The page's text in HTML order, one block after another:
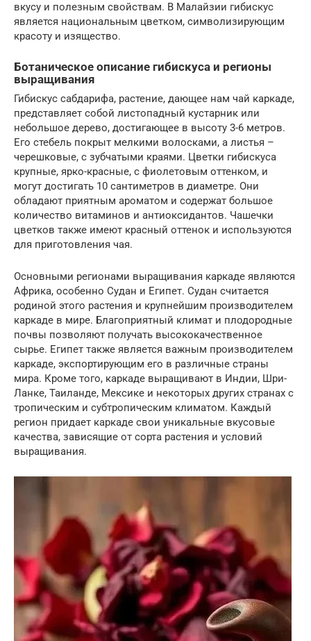
вкусу и полезным свойствам. В Малайзии гибискус
является национальным цветком, символизирующим
красоту и изящество.
Ботаническое описание гибискуса и регионы
выращивания
Гибискус сабдарифа, растение, дающее нам чай каркаде,
представляет собой листопадный кустарник или
небольшое дерево, достигающее в высоту 3-6 метров.
Его стебель покрыт мелкими волосками, а листья –
черешковые, с зубчатыми краями. Цветки гибискуса
крупные, ярко-красные, с фиолетовым оттенком, и
могут достигать 10 сантиметров в диаметре. Они
обладают приятным ароматом и содержат большое
количество витаминов и антиоксидантов. Чашечки
цветков также имеют красный оттенок и используются
для приготовления чая.
Основными регионами выращивания каркаде являются
Африка, особенно Судан и Египет. Судан считается
родиной этого растения и крупнейшим производителем
каркаде в мире. Благоприятный климат и плодородные
почвы позволяют получать высококачественное
сырье. Египет также является важным производителем
каркаде, экспортирующим его в различные страны
мира. Кроме того, каркаде выращивают в Индии, Шри-
Ланке, Таиланде, Мексике и некоторых других странах с
тропическим и субтропическим климатом. Каждый
регион придает каркаде свои уникальные вкусовые
качества, зависящие от сорта растения и условий
выращивания.